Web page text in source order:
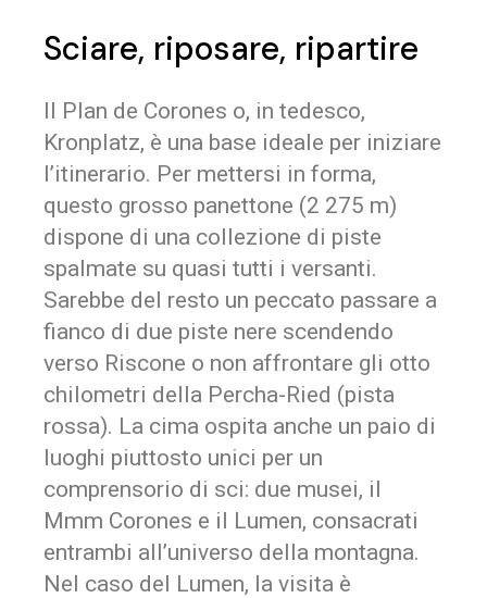
Sciare, riposare, ripartire
Il Plan de Corones o, in tedesco,
Kronplatz, è una base ideale per iniziare
l’itinerario. Per mettersi in forma,
questo grosso panettone (2 275 m)
dispone di una collezione di piste
spalmate su quasi tutti i versanti.
Sarebbe del resto un peccato passare a
fianco di due piste nere scendendo
verso Riscone o non affrontare gli otto
chilometri della Percha-Ried (pista
rossa). La cima ospita anche un paio di
luoghi piuttosto unici per un
comprensorio di sci: due musei, il
Mmm Corones e il Lumen, consacrati
entrambi all’universo della montagna.
Nel caso del Lumen, la visita è